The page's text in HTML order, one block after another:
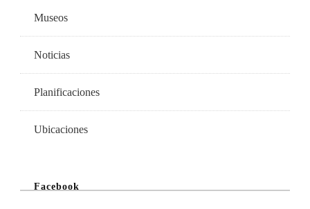
Museos
Noticias
Planificaciones
Ubicaciones
Facebook